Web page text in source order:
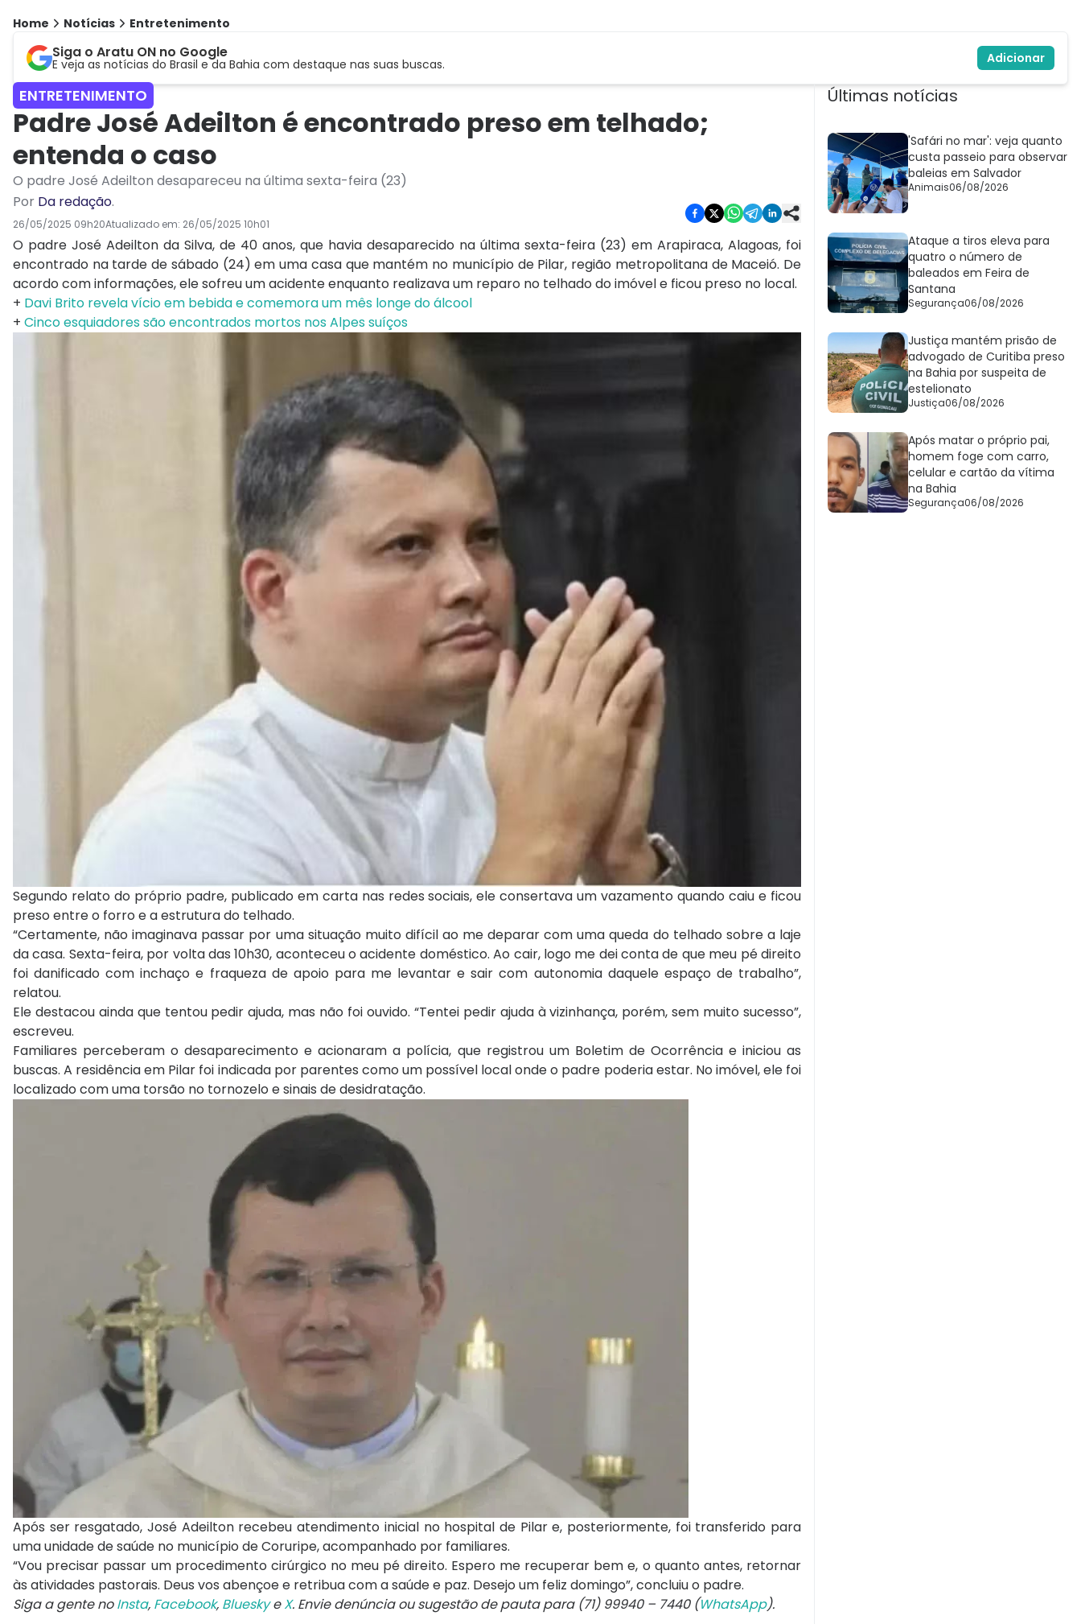
Home Notícias Entretenimento
Siga o Aratu ON no Google
E veja as notícias do Brasil e da Bahia com destaque nas suas buscas. Adicionar
ENTRETENIMENTO
Padre José Adeilton é encontrado preso em telhado;
entenda o caso
O padre José Adeilton desapareceu na última sexta-feira (23)
Por Da redação.
26/05/2025 09h20Atualizado em: 26/05/2025 10h01
O padre José Adeilton da Silva, de 40 anos, que havia desaparecido na última sexta-feira (23) em Arapiraca, Alagoas, foi
encontrado na tarde de sábado (24) em uma casa que mantém no município de Pilar, região metropolitana de Maceió. De
acordo com informações, ele sofreu um acidente enquanto realizava um reparo no telhado do imóvel e ficou preso no local.
+ Davi Brito revela vício em bebida e comemora um mês longe do álcool
+ Cinco esquiadores são encontrados mortos nos Alpes suíços
Segundo relato do próprio padre, publicado em carta nas redes sociais, ele consertava um vazamento quando caiu e ficou
preso entre o forro e a estrutura do telhado.
“Certamente, não imaginava passar por uma situação muito difícil ao me deparar com uma queda do telhado sobre a laje
da casa. Sexta-feira, por volta das 10h30, aconteceu o acidente doméstico. Ao cair, logo me dei conta de que meu pé direito
foi danificado com inchaço e fraqueza de apoio para me levantar e sair com autonomia daquele espaço de trabalho”,
relatou.
Ele destacou ainda que tentou pedir ajuda, mas não foi ouvido. “Tentei pedir ajuda à vizinhança, porém, sem muito sucesso”,
escreveu.
Familiares perceberam o desaparecimento e acionaram a polícia, que registrou um Boletim de Ocorrência e iniciou as
buscas. A residência em Pilar foi indicada por parentes como um possível local onde o padre poderia estar. No imóvel, ele foi
localizado com uma torsão no tornozelo e sinais de desidratação.
Após ser resgatado, José Adeilton recebeu atendimento inicial no hospital de Pilar e, posteriormente, foi transferido para
uma unidade de saúde no município de Coruripe, acompanhado por familiares.
“Vou precisar passar um procedimento cirúrgico no meu pé direito. Espero me recuperar bem e, o quanto antes, retornar
às atividades pastorais. Deus vos abençoe e retribua com a saúde e paz. Desejo um feliz domingo”, concluiu o padre.
Siga a gente noInsta, Facebook, BlueskyeX. Envie denúncia ou sugestão de pauta para (71) 99940 – 7440 (WhatsApp).
Últimas notícias
'Safári no mar': veja quanto
custa passeio para observar
baleias em Salvador
Animais06/08/2026
Ataque a tiros eleva para
quatro o número de
baleados em Feira de
Santana
Segurança06/08/2026
Justiça mantém prisão de
advogado de Curitiba preso
na Bahia por suspeita de
estelionato
Justiça06/08/2026
Após matar o próprio pai,
homem foge com carro,
celular e cartão da vítima
na Bahia
Segurança06/08/2026